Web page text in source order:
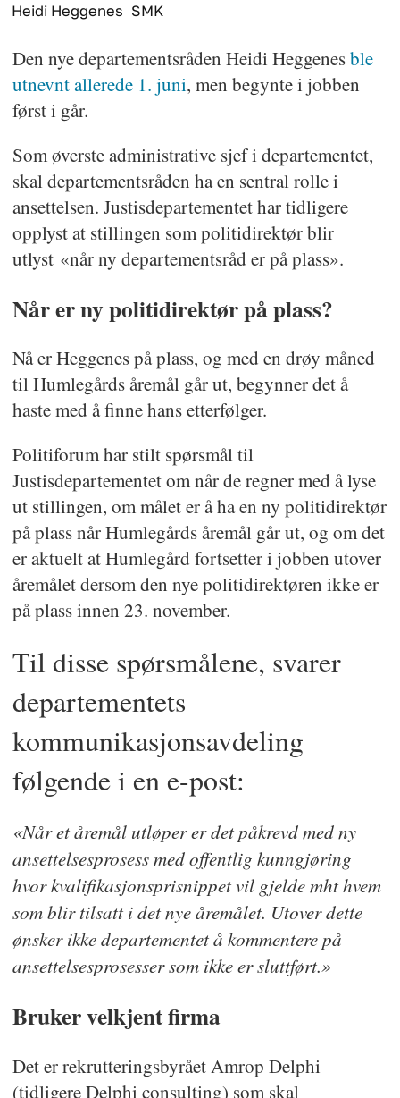
Heidi Heggenes SMK
Den nye departementsråden Heidi Heggenesble
utnevnt allerede 1. juni, men begynte i jobben
først i går.
Som øverste administrative sjef i departementet,
skal departementsråden ha en sentral rolle i
ansettelsen. Justisdepartementet har tidligere
opplyst at stillingen som politidirektør blir
utlyst «når ny departementsråd er på plass».
Når er ny politidirektør på plass?
Nå er Heggenes på plass, og med en drøy måned
til Humlegårds åremål går ut, begynner det å
haste med å finne hans etterfølger.
Politiforum har stilt spørsmål til
Justisdepartementet om når de regner med å lyse
ut stillingen, om målet er å ha en ny politidirektør
på plass når Humlegårds åremål går ut, og om det
er aktuelt at Humlegård fortsetter i jobben utover
åremålet dersom den nye politidirektøren ikke er
på plass innen 23. november.
Til disse spørsmålene, svarer
departementets
kommunikasjonsavdeling
følgende i en e-post:
«Når et åremål utløper er det påkrevd med ny
ansettelsesprosess med offentlig kunngjøring
hvor kvalifikasjonsprisnippet vil gjelde mht hvem
som blir tilsatt i det nye åremålet. Utover dette
ønsker ikke departementet å kommentere på
ansettelsesprosesser som ikke er sluttført.»
Bruker velkjent firma
Det er rekrutteringsbyrået Amrop Delphi
(tidligere Delphi consulting) som skal